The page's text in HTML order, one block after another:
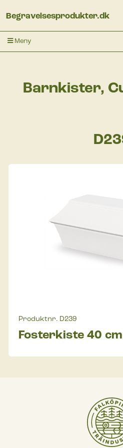
Begravelsesprodukter.dk
Meny
Barnkister,
Produktnr. D239
Fosterkiste 40 cm